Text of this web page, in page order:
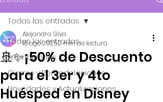
Todas las entradas
Promociones
Cierres y Remodelaciones
Novedades y Actualizaciones
Todas las entradas
🚢✨¡50% de Descuento
para el 3er y 4to
Huésped en Disney
Alejandra Silva
18 ago 20252 min de lectura